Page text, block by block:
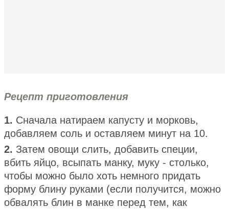
Рецепт приготовления
1. Сначала натираем капусту и морковь,
добавляем соль и оставляем минут на 10.
2. Затем овощи слить, добавить специи,
вбить яйцо, всыпать манку, муку - столько,
чтобы можно было хоть немного придать
форму блину руками (если получится, можно
обвалять блин в манке перед тем, как